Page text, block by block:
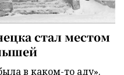
стал местом
в каком-то аду».